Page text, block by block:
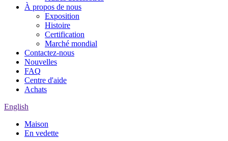
À propos de nous
Exposition
Histoire
Certification
Marché mondial
Contactez-nous
Nouvelles
FAQ
Centre d'aide
Achats
English
Maison
En vedette